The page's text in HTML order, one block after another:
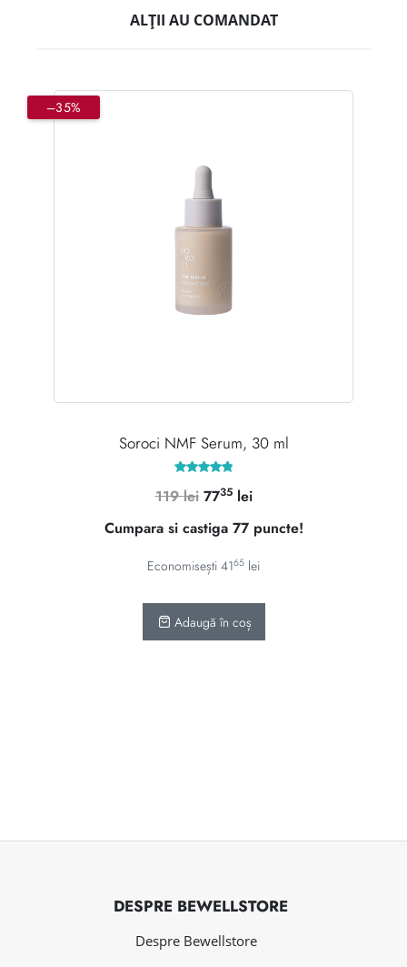
ALȚII AU COMANDAT
–35%
Soroci NMF Serum, 30 ml
4.92
din 5
119lei Prețul
inițial
fost:
7735 leiPrețul
este:
7735 lei.
Cumpara si castiga 77 puncte!
Economisești 4165 lei
Adaugă în coș
DESPRE BEWELLSTORE
Despre Bewellstore